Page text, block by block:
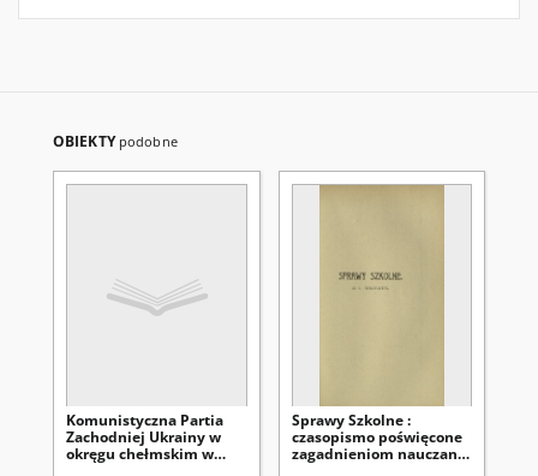
OBIEKTY podobne
Komunistyczna Partia
Zachodniej Ukrainy w
okręgu chełmskim w
Sprawy Szkolne :
czasopismo poświęcone
zagadnieniom nauczania